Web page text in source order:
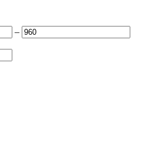
–